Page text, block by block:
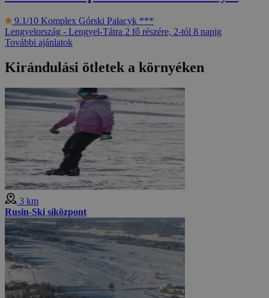
9.1/10 Komplex Górski Pałacyk ***
Lengyelország - Lengyel-Tátra 2 fő részére, 2-tól 8 napig
További ajánlatok
Kirándulási ötletek a környéken
3 km
Rusin-Ski síközpont